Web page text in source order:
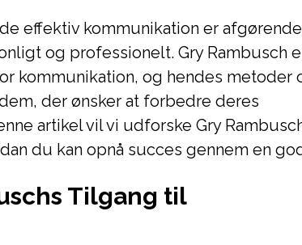
effektiv kommunikation er
og professionelt. Gry Rambusch
kommunikation, og hendes metoder
der ønsker at forbedre deres
artikel vil vi udforske Gry
du kan opnå succes gennem en
Tilgang til